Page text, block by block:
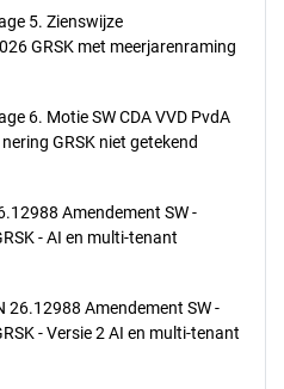
5. Zienswijze
GRSK met meerjarenraming
6. Motie SW CDA VVD PvdA
GRSK niet getekend
Amendement SW -
- AI en multi-tenant
26.12988 Amendement SW -
- Versie 2 AI en multi-tenant